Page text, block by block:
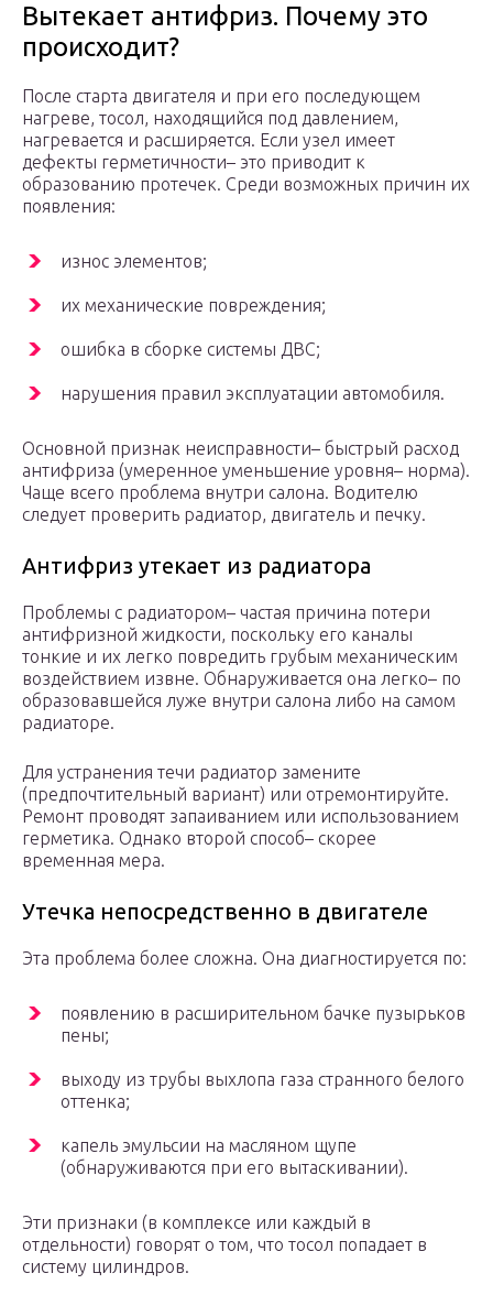
Вытекает антифриз. Почему это
происходит?
После старта двигателя и при его последующем
нагреве, тосол, находящийся под давлением,
нагревается и расширяется. Если узел имеет
дефекты герметичности– это приводит к
образованию протечек. Среди возможных причин их
появления:
износ элементов;
их механические повреждения;
ошибка в сборке системы ДВС;
нарушения правил эксплуатации автомобиля.
Основной признак неисправности– быстрый расход
антифриза (умеренное уменьшение уровня– норма).
Чаще всего проблема внутри салона. Водителю
следует проверить радиатор, двигатель и печку.
Антифриз утекает из радиатора
Проблемы с радиатором– частая причина потери
антифризной жидкости, поскольку его каналы
тонкие и их легко повредить грубым механическим
воздействием извне. Обнаруживается она легко– по
образовавшейся луже внутри салона либо на самом
радиаторе.
Для устранения течи радиатор замените
(предпочтительный вариант) или отремонтируйте.
Ремонт проводят запаиванием или использованием
герметика. Однако второй способ– скорее
временная мера.
Утечка непосредственно в двигателе
Эта проблема более сложна. Она диагностируется по:
появлению в расширительном бачке пузырьков
пены;
выходу из трубы выхлопа газа странного белого
оттенка;
капель эмульсии на масляном щупе
(обнаруживаются при его вытаскивании).
Эти признаки (в комплексе или каждый в
отдельности) говорят о том, что тосол попадает в
систему цилиндров.